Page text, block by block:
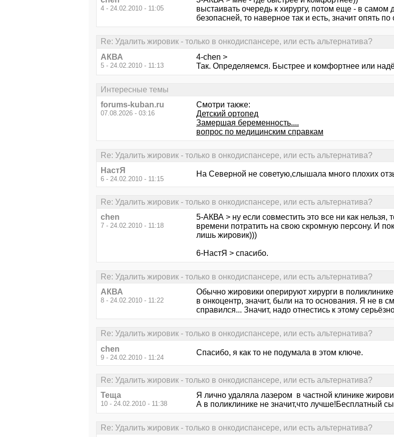
4 - 24.02.2010 - 11:05
выстаивать очередь к хирургу, потом еще - в самом
безопасней, то наверное так и есть, значит опять
Re: Удалить жировик - только в онкодиспансере, или есть альтернатива?
АКВА
5 - 24.02.2010 - 11:13
4-chen >
Так. Определяемся. Быстрее и комфортнее или
Интересные темы
forums-kuban.ru
07.08.2026 - 03:16
Смотри также:
Детский ортопед
Замершая беременность....
вопрос по медицинским справкам
Re: Удалить жировик - только в онкодиспансере, или есть альтернатива?
НастЯ
6 - 24.02.2010 - 11:15
На Северной не советую,слышала много плохих
Re: Удалить жировик - только в онкодиспансере, или есть альтернатива?
chen
7 - 24.02.2010 - 11:18
5-АКВА > ну если совместить это все ни как
времени потратить на свою скромную персону. И
лишь жировик)))
6-НастЯ > спасибо.
Re: Удалить жировик - только в онкодиспансере, или есть альтернатива?
АКВА
8 - 24.02.2010 - 11:22
Обычно жировики оперируют хирурги в
в онкоцентр, значит, были на то основания. Я не в
справился... Значит, надо отнестись к этому
Re: Удалить жировик - только в онкодиспансере, или есть альтернатива?
chen
9 - 24.02.2010 - 11:24
Спасибо, я как то не подумала в этом ключе.
Re: Удалить жировик - только в онкодиспансере, или есть альтернатива?
Теща
10 - 24.02.2010 - 11:38
Я лично удаляла лазером в частной клинике
А в поликлинике не значит,что лучше!Бесплатный
Re: Удалить жировик - только в онкодиспансере, или есть альтернатива?